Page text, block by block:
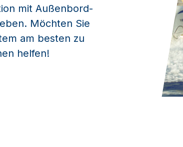
mit Außenbord-
Möchten Sie
am besten zu
helfen!